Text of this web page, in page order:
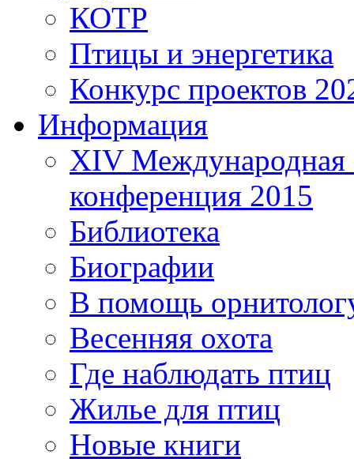
КОТР
Птицы и энергетика
Конкурс проектов
Информация
XIV Международная
конференция 2015
Библиотека
Биографии
В помощь
Весенняя охота
Где наблюдать птиц
Жилье для птиц
Новые книги